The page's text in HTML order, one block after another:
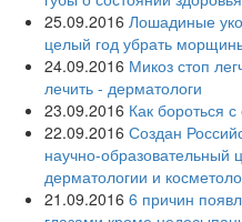
25.09.2016 Лошадиные
целый год убрать
24.09.2016 Микоз стоп
лечить - дерматологи
23.09.2016 Как бороться
22.09.2016 Создан
научно-образовательный
дерматологии и
21.09.2016 6 причин